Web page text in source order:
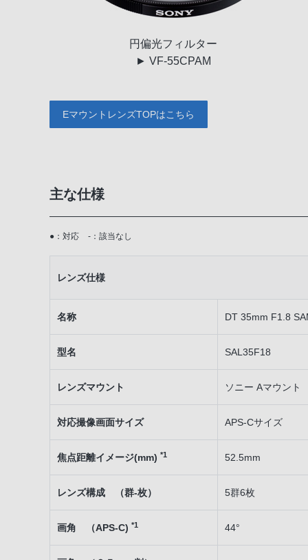
円偏光フィルター
► VF-55CPAM
EマウントレンズTOPはこちら
主な仕様
●：対応 -：該当なし
レンズ仕様
名称 DT 35mm F1.8
型名 SAL35F18
レンズマウント ソニー Aマウント
対応撮像画面サイズ APS-Cサイズ
焦点距離イメージ(mm) *1 52.5mm
レンズ構成 （群-枚） 5群6枚
画角 （APS-C) *1 44°